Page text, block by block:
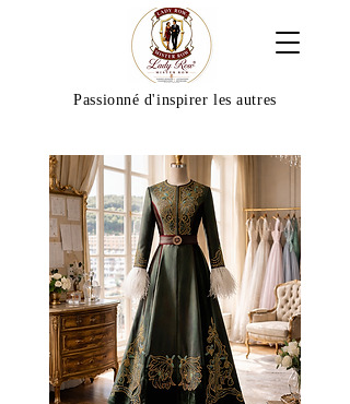
Passionné d'inspirer les autres